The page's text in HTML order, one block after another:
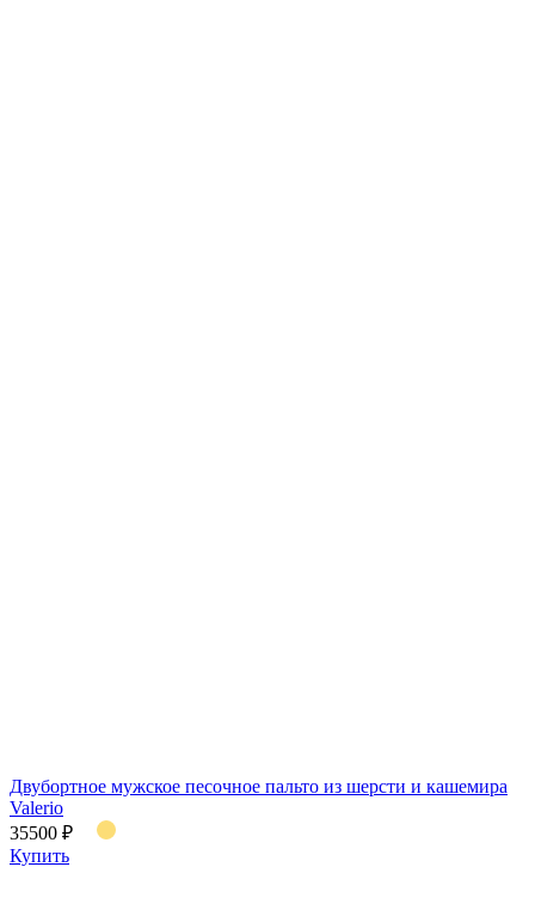
Двубортное мужское песочное пальто из шерсти и кашемира
Valerio
35500 ₽
Купить